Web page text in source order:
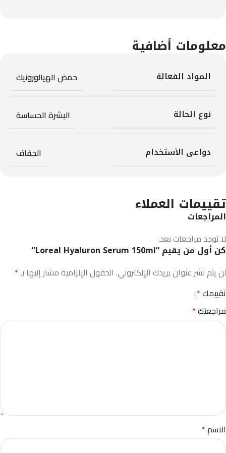
معلومات أضافية
المواد الفعالة حمض الهيالورونيك
نوع الحالة البشرة الحساسة
دواعى الأستخدام الجفاف
تقييمات العملاء
المراجعات
لا توجد مراجعات بعد.
كن أول من يقيم “Loreal Hyaluron Serum 150ml”
لن يتم نشر عنوان بريدك الإلكتروني. الحقول الإلزامية مشار إليها بـ*
تقييمك*
مراجعتك*
الاسم*